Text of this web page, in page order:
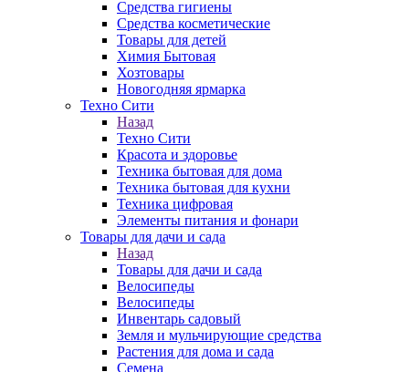
Средства гигиены
Средства косметические
Товары для детей
Химия Бытовая
Хозтовары
Новогодняя ярмарка
Техно Сити
Назад
Техно Сити
Красота и здоровье
Техника бытовая для дома
Техника бытовая для кухни
Техника цифровая
Элементы питания и фонари
Товары для дачи и сада
Назад
Товары для дачи и сада
Велосипеды
Велосипеды
Инвентарь садовый
Земля и мульчирующие средства
Растения для дома и сада
Семена